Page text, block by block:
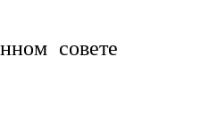
совете